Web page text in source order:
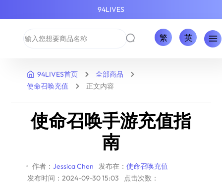
94LIVES
繁 英
94LIVES首页
全部商品
使命召唤充值
正文内容
使命召唤手游充值指
南
作者： Jessica Chen 发布在： 使命召唤充值
发布时间：2024-09-30 15:03
点击次数：